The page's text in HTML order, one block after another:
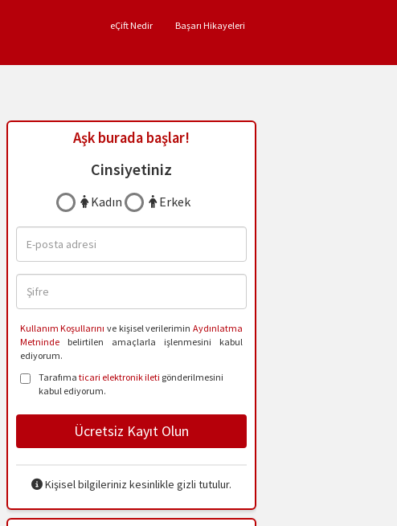
eÇift Nedir Başarı Hikayeleri
Aşk burada başlar!
Cinsiyetiniz
Kadın Erkek
Kullanım Koşullarını ve kişisel verilerimin Aydınlatma
Metnindebelirtilen amaçlarla işlenmesini kabul
ediyorum.
Tarafıma ticari elektronik ileti gönderilmesini
kabul ediyorum.
Ücretsiz Kayıt Olun
Kişisel bilgileriniz kesinlikle gizli tutulur.